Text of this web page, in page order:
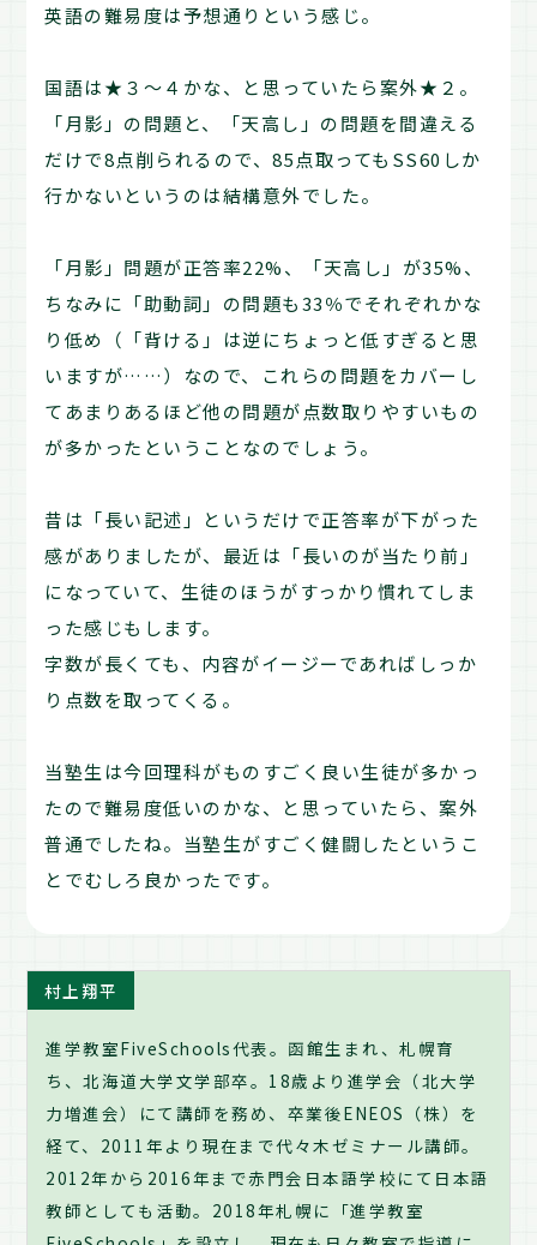
英語の難易度は予想通りという感じ。
国語は★３～４かな、と思っていたら案外★２。
「月影」の問題と、「天高し」の問題を間違える
だけで8点削られるので、85点取ってもSS60しか
行かないというのは結構意外でした。
「月影」問題が正答率22%、「天高し」が35%、
ちなみに「助動詞」の問題も33％でそれぞれかな
り低め（「背ける」は逆にちょっと低すぎると思
いますが……）なので、これらの問題をカバーし
てあまりあるほど他の問題が点数取りやすいもの
が多かったということなのでしょう。
昔は「長い記述」というだけで正答率が下がった
感がありましたが、最近は「長いのが当たり前」
になっていて、生徒のほうがすっかり慣れてしま
った感じもします。
字数が長くても、内容がイージーであればしっか
り点数を取ってくる。
当塾生は今回理科がものすごく良い生徒が多かっ
たので難易度低いのかな、と思っていたら、案外
普通でしたね。当塾生がすごく健闘したというこ
とでむしろ良かったです。
村上翔平
進学教室FiveSchools代表。函館生まれ、札幌育
ち、北海道大学文学部卒。18歳より進学会（北大学
力増進会）にて講師を務め、卒業後ENEOS（株）を
経て、2011年より現在まで代々木ゼミナール講師。
2012年から2016年まで赤門会日本語学校にて日本語
教師としても活動。2018年札幌に「進学教室